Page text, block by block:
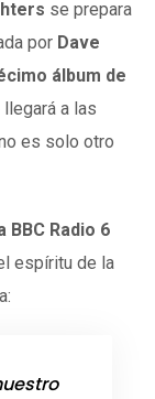
se prepara
por Dave
álbum de
llegará a las
es solo otro
BBC Radio 6
espíritu de la